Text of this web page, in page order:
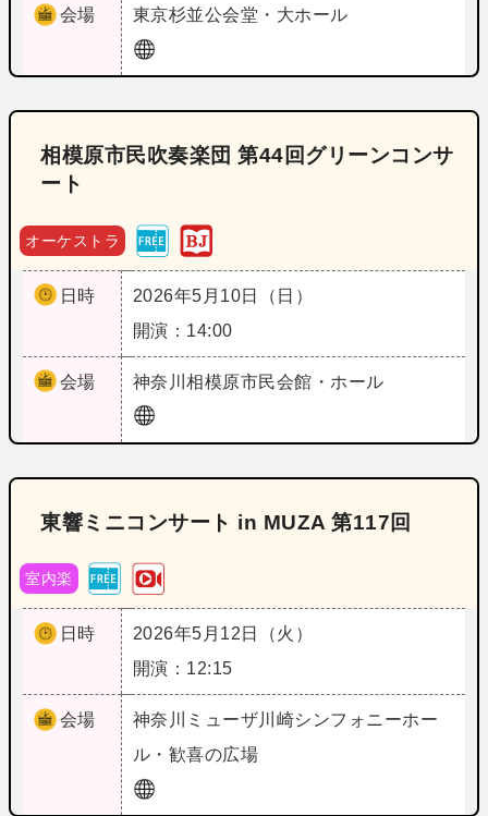
会場 東京杉並公会堂・大ホール
相模原市民吹奏楽団 第44回グリーンコンサ
ート
オーケストラ
日時
2026年5月10日（日）
開演：14:00
会場 神奈川相模原市民会館・ホール
東響ミニコンサート in MUZA 第117回
室内楽
日時
2026年5月12日（火）
開演：12:15
会場 神奈川
ミューザ川崎シンフォニーホー
ル・歓喜の広場